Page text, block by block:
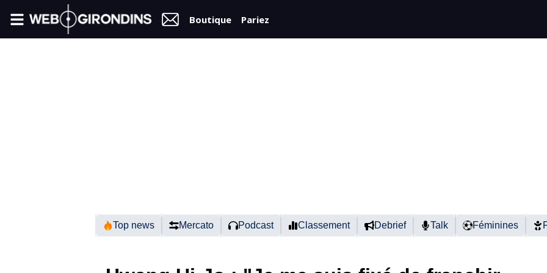
Boutique Pariez
Top news Mercato Podcast Classement Debrief Talk Féminines